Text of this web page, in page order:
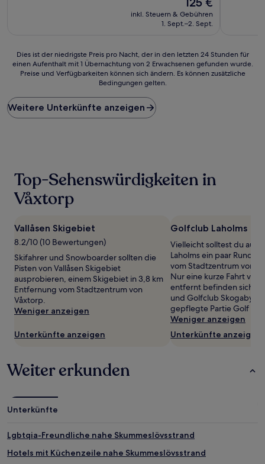
Preis
beträgt
inkl. Steuern & Gebühren
1. Sept.–2. Sept.
Dies
ist
Preis
pro
Nacht,
24 Stunden
einen
Aufenthalt
1 Übernachtung
2 Erwachsenen
gefunden
wurde.
Preise
und
Verfügbarkeiten
können
ändern.
Es
zusätzliche
Bedingungen
Dies ist der niedrigste Preis pro Nacht, der in den letzten 24 Stunden für
einen Aufenthalt mit 1 Übernachtung von 2 Erwachsenen gefunden wurde.
Preise und Verfügbarkeiten können sich ändern. Es können zusätzliche
Bedingungen gelten.
Weitere Unterkünfte anzeigen
Top-Sehenswürdigkeiten in
Våxtorp
Vallåsen Skigebiet
8.2/10 (10 Bewertungen)
Skifahrer und Snowboarder sollten die
Pisten von Vallåsen Skigebiet
ausprobieren, einem Skigebiet in 3,8 km
Entfernung vom Stadtzentrum von
Våxtorp.
Weniger anzeigen
Unterkünfte anzeigen
Golfclub Laholms
Vielleicht solltest du auf
Laholms ein paar
vom Stadtzentrum von
Nur eine kurze Fahrt von
entfernt befinden sich
und Golfclub Skogaby,
gepflegte Partie Golf
Weniger anzeigen
Unterkünfte anzeigen
Weiter erkunden
Unterkünfte
Lgbtqia-Freundliche nahe Skummeslövsstrand
Hotels mit Küchenzeile nahe Skummeslövsstrand